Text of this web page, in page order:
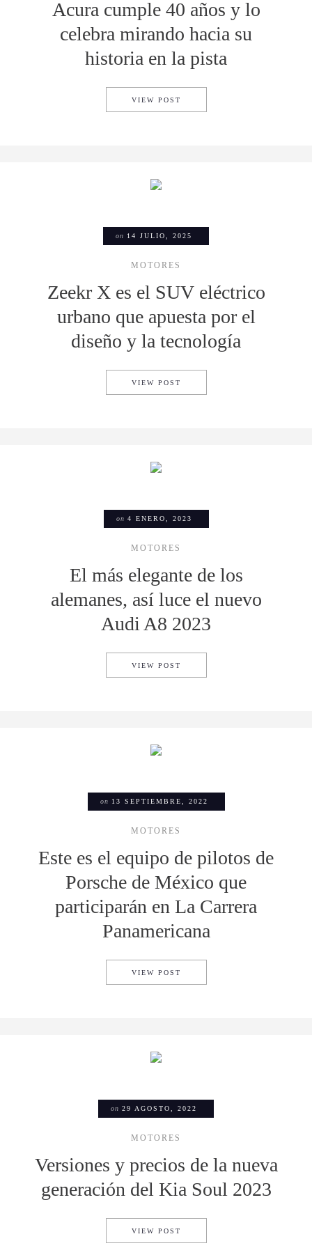
Acura cumple 40 años y lo
celebra mirando hacia su
historia en la pista
VIEW POST
on 14 JULIO, 2025
MOTORES
Zeekr X es el SUV eléctrico
urbano que apuesta por el
diseño y la tecnología
VIEW POST
on 4 ENERO, 2023
MOTORES
El más elegante de los
alemanes, así luce el nuevo
Audi A8 2023
VIEW POST
on 13 SEPTIEMBRE, 2022
MOTORES
Este es el equipo de pilotos de
Porsche de México que
participarán en La Carrera
Panamericana
VIEW POST
on 29 AGOSTO, 2022
MOTORES
Versiones y precios de la nueva
generación del Kia Soul 2023
VIEW POST